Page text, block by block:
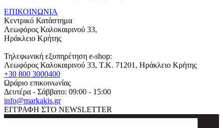
ΕΠΙΚΟΙΝΩΝΙΑ
Κεντρικό Κατάστημα
Λεωφόρος Καλοκαιρινού 33,
Ηράκλειο Κρήτης
Τηλεφωνική εξυπηρέτηση e-shop:
Λεωφόρος Καλοκαιρινού 33, T.K. 71201, Ηράκλειο Κρήτης
+30 800 3000400
Ωράριο επικοινωνίας
Δευτέρα - Σάββατο: 09:00 - 15:00
info@markakis.gr
ΕΓΓΡΑΦΗ ΣΤΟ NEWSLETTER